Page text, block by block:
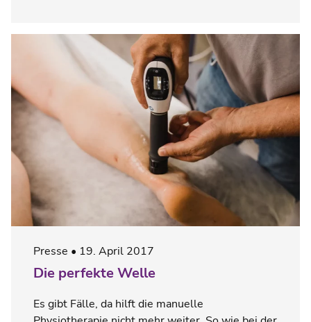
Presse 19. April 2017
Die perfekte Welle
Es gibt Fälle, da hilft die manuelle